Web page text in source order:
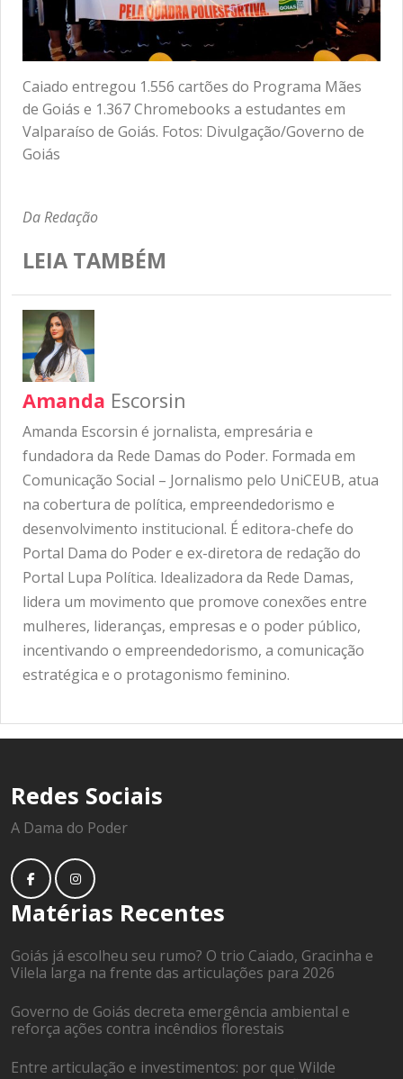
Caiado entregou 1.556 cartões do Programa Mães
de Goiás e 1.367 Chromebooks a estudantes em
Valparaíso de Goiás. Fotos: Divulgação/Governo de
Goiás
Da Redação
LEIA TAMBÉM
Amanda Escorsin
Amanda Escorsin é jornalista, empresária e
fundadora da Rede Damas do Poder. Formada em
Comunicação Social – Jornalismo pelo UniCEUB, atua
na cobertura de política, empreendedorismo e
desenvolvimento institucional. É editora-chefe do
Portal Dama do Poder e ex-diretora de redação do
Portal Lupa Política. Idealizadora da Rede Damas,
lidera um movimento que promove conexões entre
mulheres, lideranças, empresas e o poder público,
incentivando o empreendedorismo, a comunicação
estratégica e o protagonismo feminino.
Redes Sociais
A Dama do Poder
Matérias Recentes
Goiás já escolheu seu rumo? O trio Caiado, Gracinha e
Vilela larga na frente das articulações para 2026
Governo de Goiás decreta emergência ambiental e
reforça ações contra incêndios florestais
Entre articulação e investimentos: por que Wilde